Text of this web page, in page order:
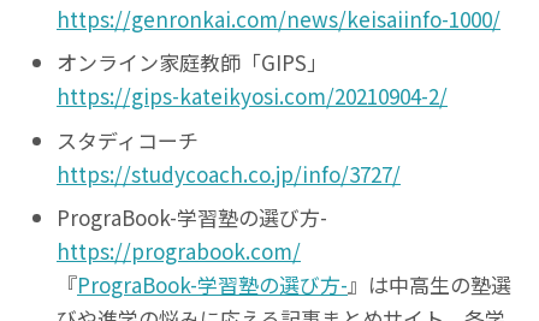
https://genronkai.com/news/keisaiinfo-1000/
オンライン家庭教師「GIPS」
https://gips-kateikyosi.com/20210904-2/
スタディコーチ
https://studycoach.co.jp/info/3727/
PrograBook-学習塾の選び方-
https://prograbook.com/
『PrograBook-学習塾の選び方-』は中高生の塾選